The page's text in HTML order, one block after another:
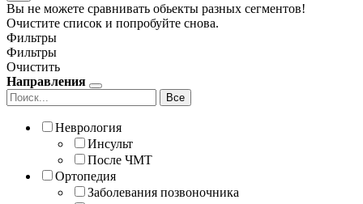
Вы не можете сравнивать обьекты разных сегментов!
Очистите список и попробуйте снова.
Фильтры
Фильтры
Очистить
Направления
Все
Неврология
Инсульт
После ЧМТ
Ортопедия
Заболевания позвоночника